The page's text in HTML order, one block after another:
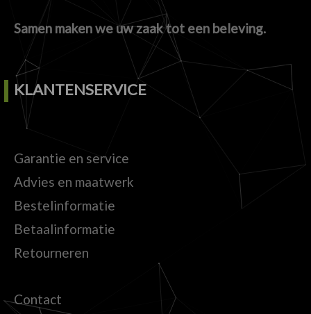
Samen maken we uw zaak tot een beleving.
KLANTENSERVICE
Garantie en service
Advies en maatwerk
Bestelinformatie
Betaalinformatie
Retourneren
Contact